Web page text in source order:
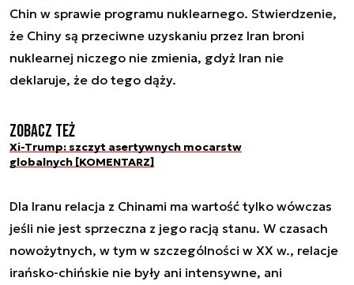
Chin w sprawie programu nuklearnego. Stwierdzenie,
że Chiny są przeciwne uzyskaniu przez Iran broni
nuklearnej niczego nie zmienia, gdyż Iran nie
deklaruje, że do tego dąży.
Zobacz też
Xi-Trump: szczyt asertywnych mocarstw
globalnych [KOMENTARZ]
Dla Iranu relacja z Chinami ma wartość tylko wówczas
jeśli nie jest sprzeczna z jego racją stanu. W czasach
nowożytnych, w tym w szczególności w XX w., relacje
irańsko-chińskie nie były ani intensywne, ani